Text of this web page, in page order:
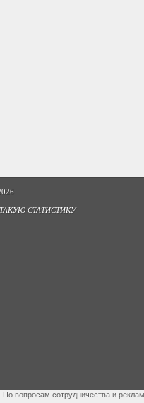
СТАТИСТИКУ
По вопросам сотрудничества и